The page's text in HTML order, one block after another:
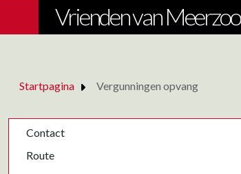
Vrienden van Meerzoo
Startpagina Vergunningen opvang
Contact
Route